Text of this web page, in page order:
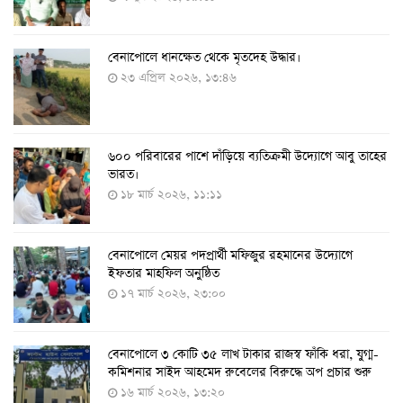
করোনায় ৩ জনের প্রাণহানি, নতুন শনাক্ত ২৯৬
৮ আগস্ট ২০২২, ১৯:৩৪
দেশে তৈরি হলো করোনা শনাক্তের কিট
৮ আগস্ট ২০২২, ১৩:০৯
দেশেই তৈরি হলো করোনা পরীক্ষার কিট, সময় লাগবে ৪-৫
ঘণ্টা
৭ আগস্ট ২০২২, ১৪:০৩
১১ আগস্ট থেকে পরীক্ষামূলকভাবে শুরু শিশুদের করোনা টিকা
দেওয়া
৭ আগস্ট ২০২২, ১৩:৫৩
বেনাপোলে ধানক্ষেত থেকে মৃতদেহ উদ্ধার।
২৩ এপ্রিল ২০২৬, ১৩:৪৬
৬০০ পরিবারের পাশে দাঁড়িয়ে ব্যতিক্রমী উদ্যোগে আবু তাহের
ভারত।
১৮ মার্চ ২০২৬, ১১:১১
বেনাপোলে মেয়র পদপ্রার্থী মফিজুর রহমানের উদ্যোগে
ইফতার মাহফিল অনুষ্ঠিত
১৭ মার্চ ২০২৬, ২৩:০০
বেনাপোলে ৩ কোটি ৩৫ লাখ টাকার রাজস্ব ফাঁকি ধরা, যুগ্ম-
কমিশনার সাইদ আহমেদ রুবেলের বিরুদ্ধে অপ প্রচার শুরু
১৬ মার্চ ২০২৬, ১৩:২০